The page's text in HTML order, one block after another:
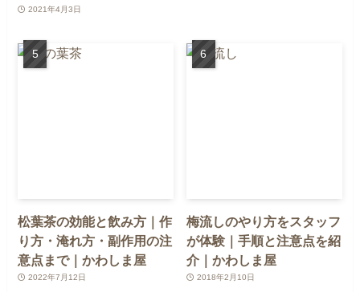
2021年4月3日
松葉茶の効能と飲み方｜作
り方・淹れ方・副作用の注
意点まで｜かわしま屋
2022年7月12日
梅流しのやり方をスタッフ
が体験｜手順と注意点を紹
介｜かわしま屋
2018年2月10日